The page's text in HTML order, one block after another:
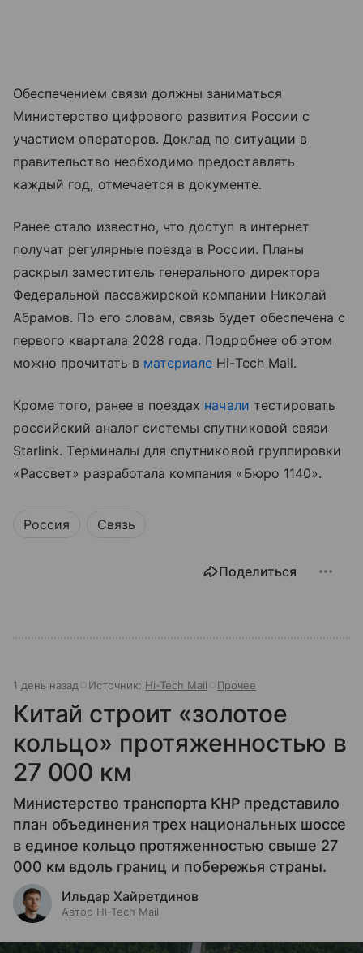
Обеспечением связи должны заниматься
Министерство цифрового развития России с
участием операторов. Доклад по ситуации в
правительство необходимо предоставлять
каждый год, отмечается в документе.
Ранее стало известно, что доступ в интернет
получат регулярные поезда в России. Планы
раскрыл заместитель генерального директора
Федеральной пассажирской компании Николай
Абрамов. По его словам, связь будет обеспечена с
первого квартала 2028 года. Подробнее об этом
можно прочитать в материале Hi-Tech Mail.
Кроме того, ранее в поездах начали тестировать
российский аналог системы спутниковой связи
Starlink. Терминалы для спутниковой группировки
«Рассвет» разработала компания «Бюро 1140».
Россия Связь
Поделиться
1 день назад Источник: Hi-Tech Mail Прочее
Китай строит «золотое
кольцо» протяженностью в
27 000 км
Министерство транспорта КНР представило
план объединения трех национальных шоссе
в единое кольцо протяженностью свыше 27
000 км вдоль границ и побережья страны.
Ильдар Хайретдинов
Автор Hi-Tech Mail